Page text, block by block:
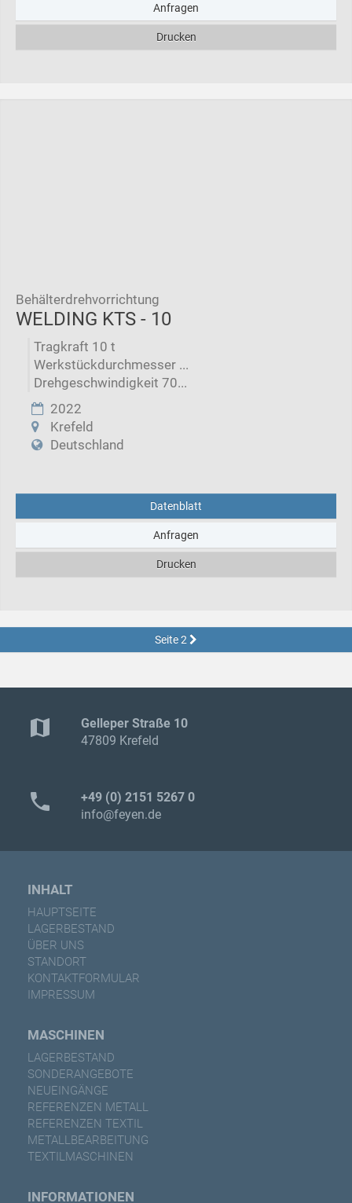
Anfragen
Drucken
Behälterdrehvorrichtung
WELDING KTS - 10
Tragkraft 10 t
Werkstückdurchmesser ...
Drehgeschwindigkeit 70...
2022
Krefeld
Deutschland
Datenblatt
Anfragen
Drucken
Seite 2
map
Gelleper Straße 10
47809 Krefeld
phone
+49 (0) 2151 5267 0
info@feyen.de
INHALT
HAUPTSEITE
LAGERBESTAND
ÜBER UNS
STANDORT
KONTAKTFORMULAR
IMPRESSUM
MASCHINEN
LAGERBESTAND
SONDERANGEBOTE
NEUEINGÄNGE
REFERENZEN METALL
REFERENZEN TEXTIL
METALLBEARBEITUNG
TEXTILMASCHINEN
INFORMATIONEN